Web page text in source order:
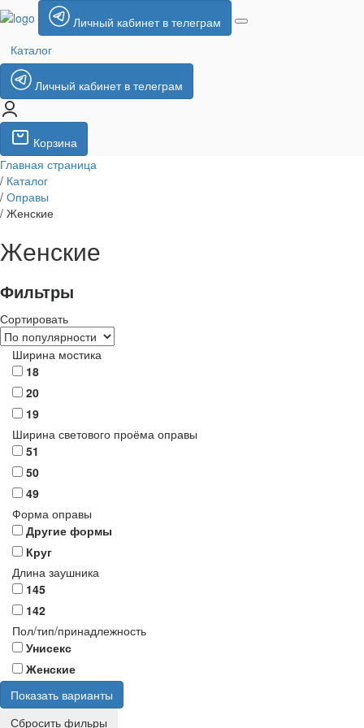
Личный кабинет в телеграм
Каталог
Личный кабинет в телеграм
Корзина
Главная страница
/ Каталог
/ Оправы
/ Женские
Женские
Фильтры
Сортировать
Ширина мостика
18
20
19
Ширина светового проёма оправы
51
50
49
Форма оправы
Другие формы
Круг
Длина заушника
145
142
Пол/тип/принадлежность
Унисекс
Женские